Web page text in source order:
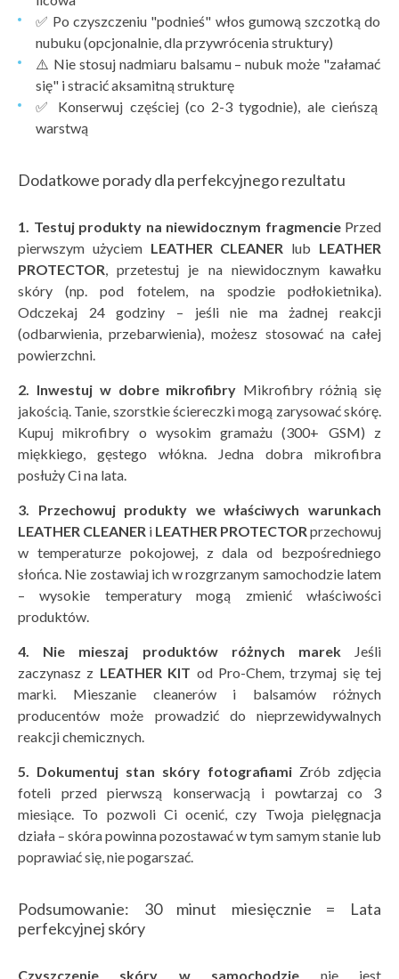
✅ Po czyszczeniu "podnieś" włos gumową szczotką do
nubuku (opcjonalnie, dla przywrócenia struktury)
⚠️ Nie stosuj nadmiaru balsamu – nubuk może "załamać
się" i stracić aksamitną strukturę
✅ Konserwuj częściej (co 2-3 tygodnie), ale cieńszą
warstwą
Dodatkowe porady dla perfekcyjnego rezultatu
1. Testuj produkty na niewidocznym fragmenciePrzed
pierwszym użyciem LEATHER CLEANER lub LEATHER
PROTECTOR, przetestuj je na niewidocznym kawałku
skóry (np. pod fotelem, na spodzie podłokietnika).
Odczekaj 24 godziny – jeśli nie ma żadnej reakcji
(odbarwienia, przebarwienia), możesz stosować na całej
powierzchni.
2. Inwestuj w dobre mikrofibry Mikrofibry różnią się
jakością. Tanie, szorstkie ściereczki mogą zarysować skórę.
Kupuj mikrofibry o wysokim gramażu (300+ GSM) z
miękkiego, gęstego włókna. Jedna dobra mikrofibra
posłuży Ci na lata.
3. Przechowuj produkty we właściwych warunkach
LEATHER CLEANER i LEATHER PROTECTOR przechowuj
w temperaturze pokojowej, z dala od bezpośredniego
słońca. Nie zostawiaj ich w rozgrzanym samochodzie latem
– wysokie temperatury mogą zmienić właściwości
produktów.
4. Nie mieszaj produktów różnych marekJeśli
zaczynasz z LEATHER KIT od Pro-Chem, trzymaj się tej
marki. Mieszanie cleanerów i balsamów różnych
producentów może prowadzić do nieprzewidywalnych
reakcji chemicznych.
5. Dokumentuj stan skóry fotografiami Zrób zdjęcia
foteli przed pierwszą konserwacją i powtarzaj co 3
miesiące. To pozwoli Ci ocenić, czy Twoja pielęgnacja
działa – skóra powinna pozostawać w tym samym stanie lub
poprawiać się, nie pogarszać.
Podsumowanie: 30 minut miesięcznie = Lata
perfekcyjnej skóry
Czyszczenie skóry w samochodzie nie jest